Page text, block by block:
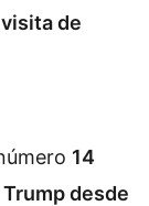
visita de
14
desde